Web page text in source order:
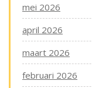
mei 2026
april 2026
maart 2026
februari 2026